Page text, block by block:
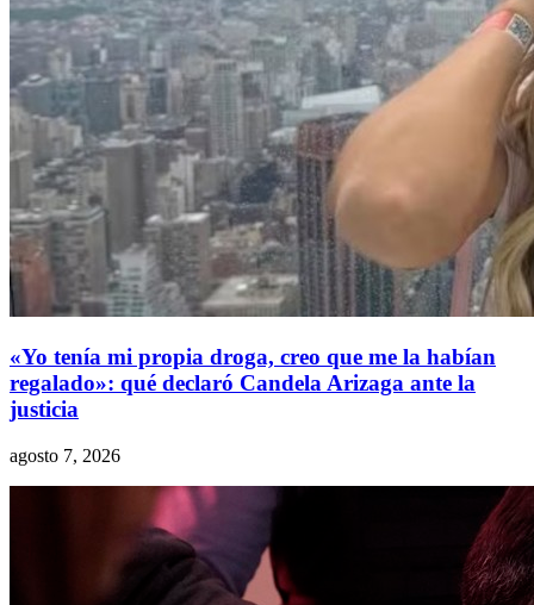
«Yo tenía mi propia droga, creo que me la habían
regalado»: qué declaró Candela Arizaga ante la
justicia
agosto 7, 2026